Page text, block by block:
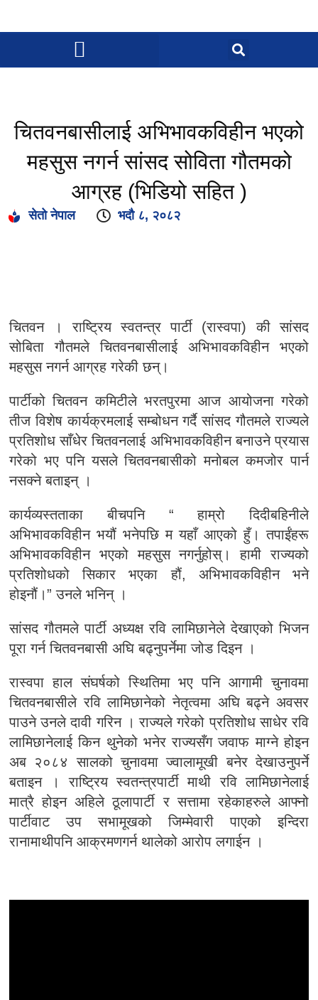
चितवनबासीलाई अभिभावकविहीन भएको
महसुस नगर्न सांसद सोविता गौतमको
आग्रह (भिडियो सहित )
सेतो नेपाल भदौ ८, २०८२
चितवन । राष्ट्रिय स्वतन्त्र पार्टी (रास्वपा) की सांसद
सोबिता गौतमले चितवनबासीलाई अभिभावकविहीन भएको
महसुस नगर्न आग्रह गरेकी छन्।
पार्टीको चितवन कमिटीले भरतपुरमा आज आयोजना गरेको
तीज विशेष कार्यक्रमलाई सम्बोधन गर्दै सांसद गौतमले राज्यले
प्रतिशोध साँधेर चितवनलाई अभिभावकविहीन बनाउने प्रयास
गरेको भए पनि यसले चितवनबासीको मनोबल कमजोर पार्न
नसक्ने बताइन् ।
कार्यव्यस्तताका बीचपनि “ हाम्रो दिदीबहिनीले
अभिभावकविहीन भयौं भनेपछि म यहाँ आएको हुँ। तपाईंहरू
अभिभावकविहीन भएको महसुस नगर्नुहोस्। हामी राज्यको
प्रतिशोधको सिकार भएका हौं, अभिभावकविहीन भने
होइनौं।” उनले भनिन् ।
सांसद गौतमले पार्टी अध्यक्ष रवि लामिछानेले देखाएको भिजन
पूरा गर्न चितवनबासी अघि बढ्नुपर्नेमा जोड दिइन ।
रास्वपा हाल संघर्षको स्थितिमा भए पनि आगामी चुनावमा
चितवनबासीले रवि लामिछानेको नेतृत्वमा अघि बढ्ने अवसर
पाउने उनले दावी गरिन । राज्यले गरेको प्रतिशोध साधेर रवि
लामिछानेलाई किन थुनेको भनेर राज्यसँग जवाफ माग्ने होइन
अब २०८४ सालको चुनावमा ज्वालामूखी बनेर देखाउनुपर्ने
बताइन । राष्ट्रिय स्वतन्त्रपार्टी माथी रवि लामिछानेलाई
मात्रै होइन अहिले ठूलापार्टी र सत्तामा रहेकाहरुले आफ्नो
पार्टीवाट उप सभामूखको जिम्मेवारी पाएको इन्दिरा
रानामाथीपनि आक्रमणगर्न थालेको आरोप लगाईन ।